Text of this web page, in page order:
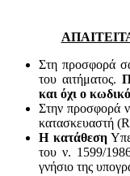
Στη προσφορά
του αιτήματος.
και όχι ο
Στην προσφορά
κατασκευαστή
Η κατάθεση
του ν. 1599/
γνήσιο της